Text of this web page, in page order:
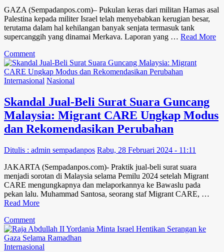
GAZA (Sempadanpos.com)– Pukulan keras dari militan Hamas asal
Palestina kepada militer Israel telah menyebabkan kerugian besar,
terutama dalam hal kehilangan banyak senjata termasuk tank
supercanggih yang dinamai Merkava. Laporan yang … Read More
Commenton
Pertempuran
Sengit
di
Zaytoun:
Militan
Hamas
Hancurkan
Tank
Milik
Internasional Nasional
Skandal Jual-Beli Surat Suara Guncang
Malaysia: Migrant CARE Ungkap Modus
dan Rekomendasikan Perubahan
Ditulis : admin sempadanpos Rabu, 28 Februari 2024 - 11:11
JAKARTA (Sempadanpos.com)- Praktik jual-beli surat suara
menjadi sorotan di Malaysia selama Pemilu 2024 setelah Migrant
CARE mengungkapnya dan melaporkannya ke Bawaslu pada
pekan lalu. Muhammad Santosa, seorang staf Migrant CARE, …
Read More
Commenton
Skandal
Jual-
Beli
Internasional